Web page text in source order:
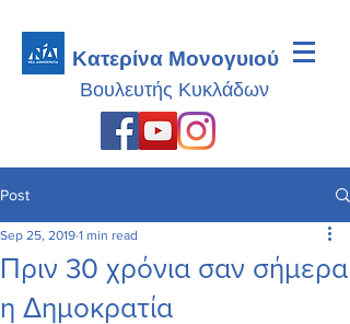
Κατερίνα Μονογυιού
Βουλευτής Κυκλάδων
Post
Πριν 30 χρόνια σαν σήμερα
η Δημοκρατία
Sep 25, 2019 1 min read